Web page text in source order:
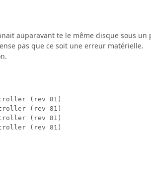
auparavant te le même disque sous un
pas que ce soit une erreur matérielle.
(rev 81)
(rev 81)
(rev 81)
(rev 81)